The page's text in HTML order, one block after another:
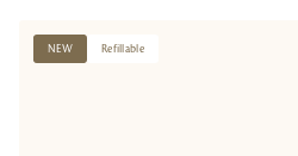
NEW Refillable